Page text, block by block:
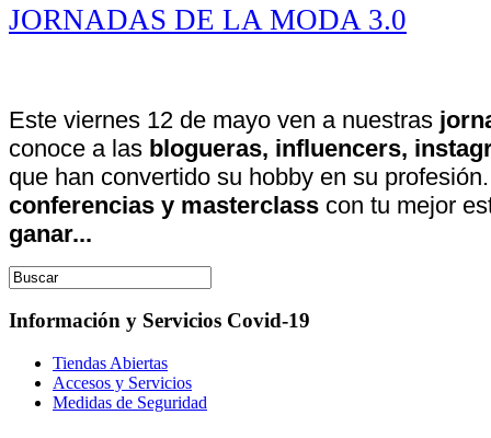
Este viernes 12 de mayo ven a nuestras
conoce a las blogueras, influencers,
que han convertido su hobby en su profesión.
conferencias y masterclass con tu mejor
ganar...
Información y Servicios Covid-19
Tiendas Abiertas
Accesos y Servicios
Medidas de Seguridad